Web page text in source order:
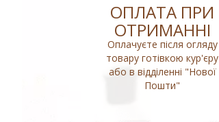
ОПЛАТА ПРИ
ОТРИМАННІ
Оплачуєте після огляду
товару готівкою кур'єру
або в відділенні "Нової
Пошти"